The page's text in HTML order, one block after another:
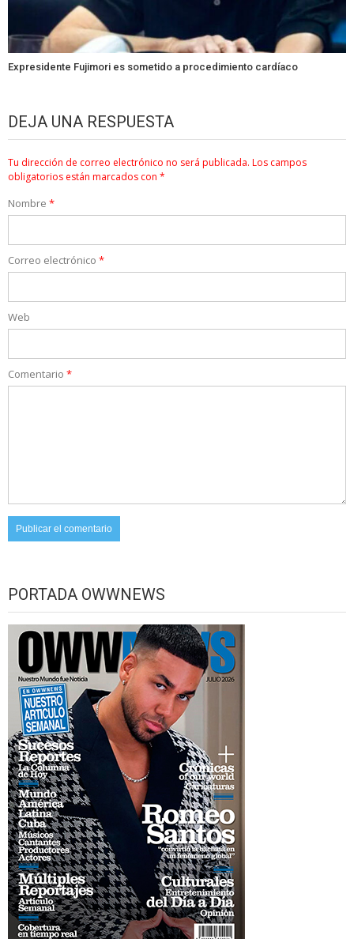
Expresidente Fujimori es sometido a procedimiento cardíaco
DEJA UNA RESPUESTA
Tu dirección de correo electrónico no será publicada. Los campos
obligatorios están marcados con *
Nombre *
Correo electrónico *
Web
Comentario *
PORTADA OWWNEWS